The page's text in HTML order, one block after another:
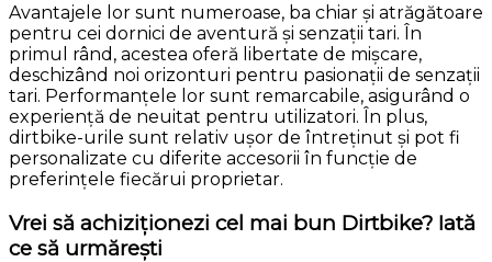
Avantajele lor sunt numeroase, ba chiar și atrăgătoare
pentru cei dornici de aventură și senzații tari. În
primul rând, acestea oferă libertate de mișcare,
deschizând noi orizonturi pentru pasionații de senzații
tari. Performanțele lor sunt remarcabile, asigurând o
experiență de neuitat pentru utilizatori. În plus,
dirtbike-urile sunt relativ ușor de întreținut și pot fi
personalizate cu diferite accesorii în funcție de
preferințele fiecărui proprietar.
Vrei să achiziționezi cel mai bun Dirtbike? Iată
ce să urmărești